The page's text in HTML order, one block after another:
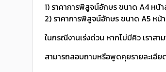
1) ราคาการพิสูจน์อักษร ขนาด A4 หน้า
2) ราคาการพิสูจน์อักษร ขนาด A5 หน้า
ในกรณีงานเร่งด่วน หากไม่มีคิว เราสา
สามารถสอบถามหรือพูดคุยรายละเอีย